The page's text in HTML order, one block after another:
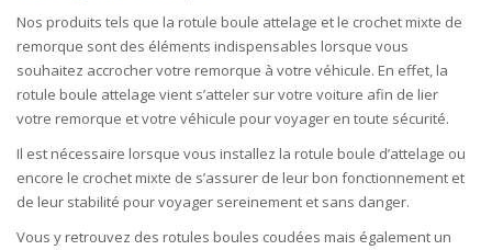
Nos produits tels que la rotule boule attelage et le crochet mixte de
remorque sont des éléments indispensables lorsque vous
souhaitez accrocher votre remorque à votre véhicule. En effet, la
rotule boule attelage vient s’atteler sur votre voiture afin de lier
votre remorque et votre véhicule pour voyager en toute sécurité.
Il est nécessaire lorsque vous installez la rotule boule d’attelage ou
encore le crochet mixte de s’assurer de leur bon fonctionnement et
de leur stabilité pour voyager sereinement et sans danger.
Vous y retrouvez des rotules boules coudées mais également un